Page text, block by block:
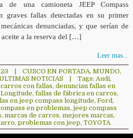
de una camioneta JEEP Compass
graves fallas detectadas en su primer
denunciadas, y que serían de
a la reserva del […]
Leer mas...
CUSCO EN PORTADA, MUNDO,
NOTICIAS Tags: Audi,
carros con fallas, denuncian fallas en
, fallas de fábrica en carros,
en jeep compass longitude, Ford,
en problemas, jeep compass
, marcas de carros, mejores marcas,
, problemas con jeep, TOYOTA